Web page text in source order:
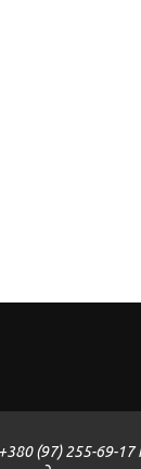
(97) 255-69-